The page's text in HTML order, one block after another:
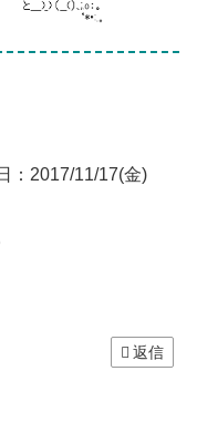
：2017/11/17(金)
返信